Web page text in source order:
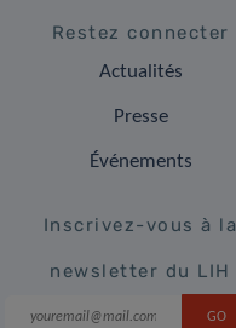
Restez connecter
Actualités
Presse
Événements
Inscrivez-vous à la
newsletter du LIH